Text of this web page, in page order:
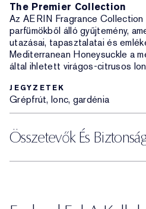
The Premier Collection
Az AERIN Fragrance
parfümökből álló gyűjtemény,
utazásai, tapasztalatai és
Mediterranean Honeysuckle a
által ihletett virágos-citrusos
JEGYZETEK
Grépfrút, lonc, gardénia
Összetevők És